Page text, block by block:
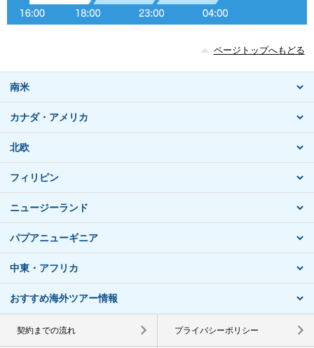
ページトップへもどる
南米
カナダ・アメリカ
北欧
フィリピン
ニュージーランド
パプアニューギニア
中東・アフリカ
おすすめ海外ツアー情報
契約までの流れ プライバシーポリシー